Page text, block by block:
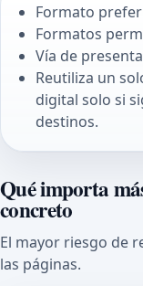
Formato
Formatos
Vía de
Reutiliza un
digital solo si
destinos.
Qué importa
concreto
El mayor riesgo de
las páginas.